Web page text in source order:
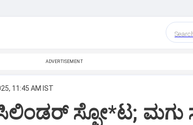
ADVERTISEMENT
11:45 AM IST
ಸಿಲಿಂಡರ್‌ ಸ್ಫೋ*ಟ; ಮಗು